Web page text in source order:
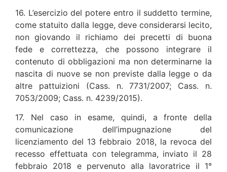
16. L’esercizio del potere entro il suddetto termine,
come statuito dalla legge, deve considerarsi lecito,
non giovando il richiamo dei precetti di buona
fede e correttezza, che possono integrare il
contenuto di obbligazioni ma non determinarne la
nascita di nuove se non previste dalla legge o da
altre pattuizioni (Cass. n. 7731/2007; Cass. n.
7053/2009; Cass. n. 4239/2015).
17. Nel caso in esame, quindi, a fronte della
comunicazione dell’impugnazione del
licenziamento del 13 febbraio 2018, la revoca del
recesso effettuata con telegramma, inviato il 28
febbraio 2018 e pervenuto alla lavoratrice il 1°